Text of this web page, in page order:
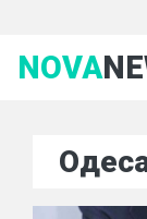
NOVA